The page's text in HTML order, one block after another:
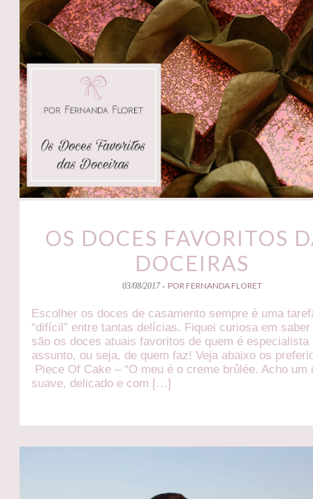
OS DOCES FAVORITOS
DOCEIRAS
03/08/2017 - POR FERNANDA FLORET
Escolher os doces de casamento sempre é uma
“difícil” entre tantas delícias. Fiquei curiosa em
são os doces atuais favoritos de quem é especialista
assunto, ou seja, de quem faz! Veja abaixo os
Piece Of Cake – “O meu é o creme brûlée. Acho um
suave, delicado e com […]